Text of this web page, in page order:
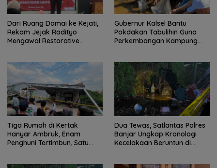
Dari Ruang Damai ke Kejati,
Rekam Jejak Radityo
Mengawal Restorative
Gubernur Kalsel Bantu
Pokdakan Tabulihin Guna
Perkembangan Kampung
Tiga Rumah di Kertak
Hanyar Ambruk, Enam
Penghuni Tertimbun, Satu
Dua Tewas, Satlantas Polres
Banjar Ungkap Kronologi
Kecelakaan Beruntun di